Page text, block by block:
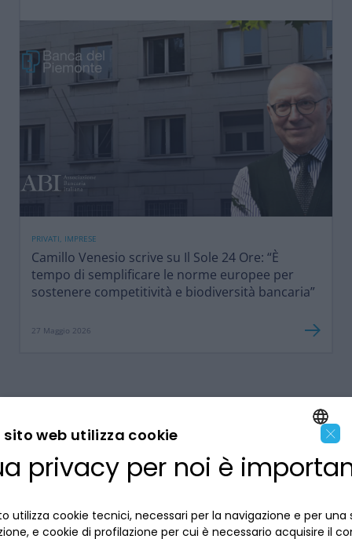
PRIVATI, IMPRESE
Camillo Venesio scrive su Il Sole 24 Ore: “È
tempo di semplificare le norme europee per
sostenere competitività e biodiversità bancaria”
27 Maggio 2026
LA BANCA
INFORMAZIONI PER IL CLIENTE
ENGLISH
×
sito web utilizza cookie
privacy per noi è
utilizza cookie tecnici, necessari per la navigazione e per una
e cookie di profilazione per cui è necessario acquisire il